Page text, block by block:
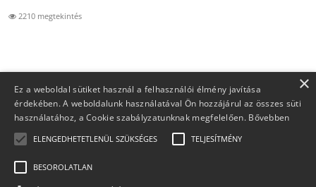
2210 megtekintés
Copyright 2026 Foglaljma.hu - Minden jog fenntartva.
×
Ez a weboldal sütiket használ a felhasználói élmény javítása
érdekében. A weboldalunk használatával Ön hozzájárul az összes süti
használatához, a Cookie szabályzatunknak megfelelően. Bővebben
ELENGEDHETETLENÜL SZÜKSÉGES TELJESÍTMÉNY
BESOROLATLAN